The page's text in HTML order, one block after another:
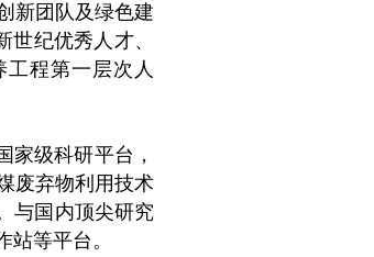
新团队及绿色建
纪优秀人才、
工程第一层次人
家级科研平台，
废弃物利用技术
与国内顶尖研究
等平台。